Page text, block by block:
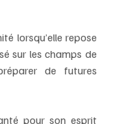
lorsqu’elle repose
sur les champs de
de futures
pour son esprit